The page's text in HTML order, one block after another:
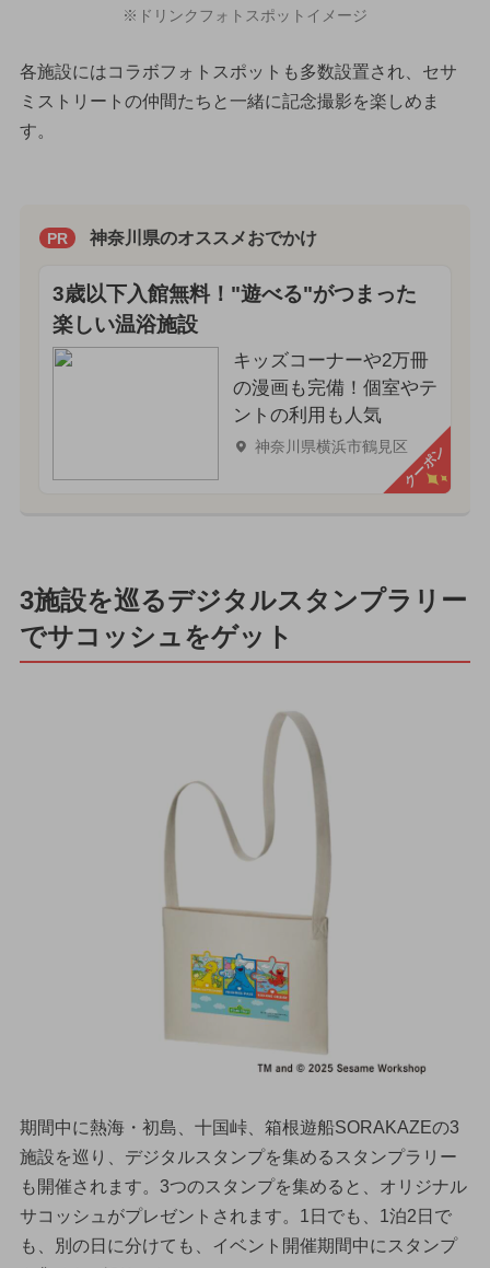
※ドリンクフォトスポットイメージ
各施設にはコラボフォトスポットも多数設置され、セサ
ミストリートの仲間たちと一緒に記念撮影を楽しめま
す。
PR 神奈川県のオススメおでかけ
3歳以下入館無料！"遊べる"がつまった
楽しい温浴施設
キッズコーナーや2万冊
の漫画も完備！個室やテ
ントの利用も人気
神奈川県横浜市鶴見区クーポン
3施設を巡るデジタルスタンプラリー
でサコッシュをゲット
期間中に熱海・初島、十国峠、箱根遊船SORAKAZEの3
施設を巡り、デジタルスタンプを集めるスタンプラリー
も開催されます。3つのスタンプを集めると、オリジナル
サコッシュがプレゼントされます。1日でも、1泊2日で
も、別の日に分けても、イベント開催期間中にスタンプ